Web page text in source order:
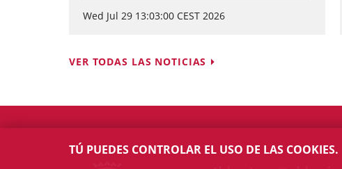
Wed Jul 29 13:03:00 CEST 2026
VER TODAS LAS NOTICIAS
TÚ PUEDES CONTROLAR EL USO DE LAS COOKIES.